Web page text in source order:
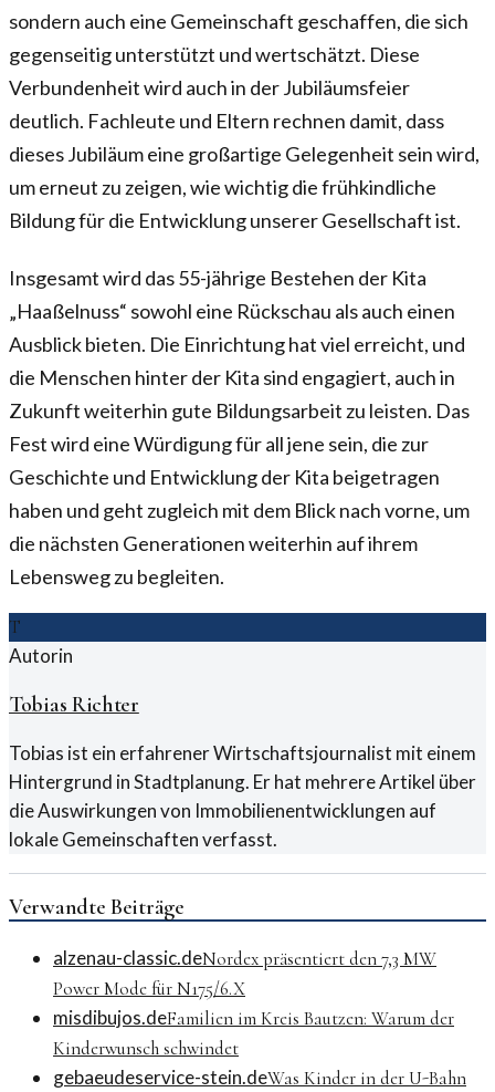
sondern auch eine Gemeinschaft geschaffen, die sich
gegenseitig unterstützt und wertschätzt. Diese
Verbundenheit wird auch in der Jubiläumsfeier
deutlich. Fachleute und Eltern rechnen damit, dass
dieses Jubiläum eine großartige Gelegenheit sein wird,
um erneut zu zeigen, wie wichtig die frühkindliche
Bildung für die Entwicklung unserer Gesellschaft ist.
Insgesamt wird das 55-jährige Bestehen der Kita
„Haaßelnuss“ sowohl eine Rückschau als auch einen
Ausblick bieten. Die Einrichtung hat viel erreicht, und
die Menschen hinter der Kita sind engagiert, auch in
Zukunft weiterhin gute Bildungsarbeit zu leisten. Das
Fest wird eine Würdigung für all jene sein, die zur
Geschichte und Entwicklung der Kita beigetragen
haben und geht zugleich mit dem Blick nach vorne, um
die nächsten Generationen weiterhin auf ihrem
Lebensweg zu begleiten.
T
Autorin
Tobias Richter
Tobias ist ein erfahrener Wirtschaftsjournalist mit einem
Hintergrund in Stadtplanung. Er hat mehrere Artikel über
die Auswirkungen von Immobilienentwicklungen auf
lokale Gemeinschaften verfasst.
Verwandte Beiträge
alzenau-classic.deNordex präsentiert den 7,3 MW
Power Mode für N175/6.X
misdibujos.deFamilien im Kreis Bautzen: Warum der
Kinderwunsch schwindet
gebaeudeservice-stein.deWas Kinder in der U-Bahn